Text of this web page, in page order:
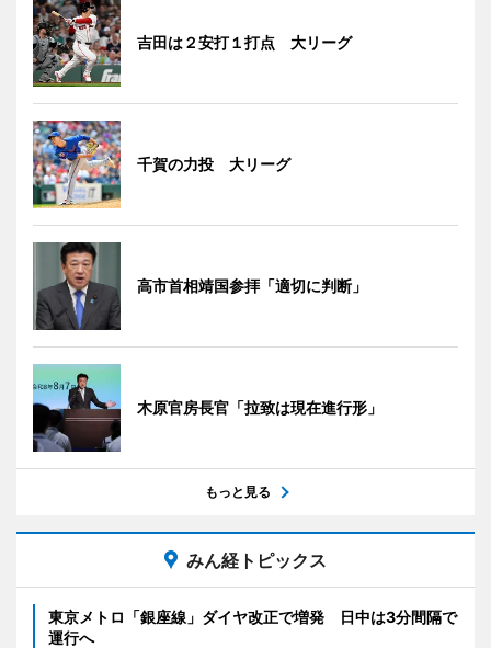
吉田は２安打１打点 大リーグ
千賀の力投 大リーグ
高市首相靖国参拝「適切に判断」
木原官房長官「拉致は現在進行形」
もっと見る
みん経トピックス
東京メトロ「銀座線」ダイヤ改正で増発 日中は3分間隔で
運行へ